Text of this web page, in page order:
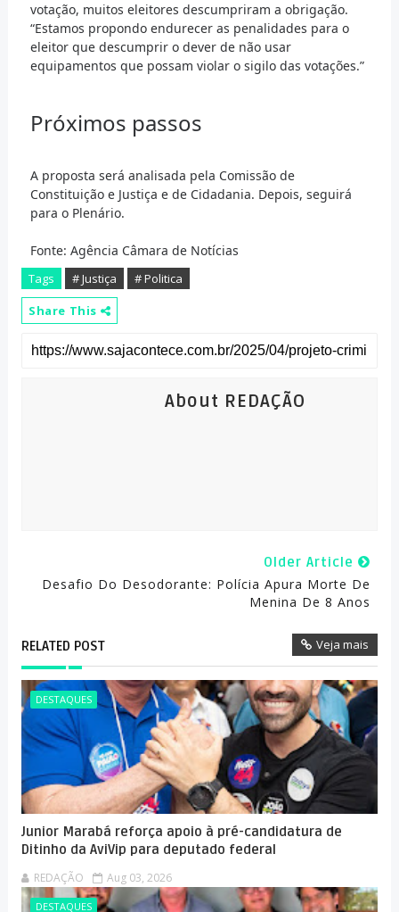
votação, muitos eleitores descumpriram a obrigação.
“Estamos propondo endurecer as penalidades para o
eleitor que descumprir o dever de não usar
equipamentos que possam violar o sigilo das votações.”
Próximos passos
A proposta será analisada pela Comissão de
Constituição e Justiça e de Cidadania. Depois, seguirá
para o Plenário.
Fonte: Agência Câmara de Notícias
Tags # Justiça
# Politica
Share This
About REDAÇÃO
Older Article
Desafio Do Desodorante: Polícia Apura Morte De
Menina De 8 Anos
RELATED POST Veja mais
DESTAQUES
Junior Marabá reforça apoio à pré-candidatura de
Ditinho da AviVip para deputado federal
REDAÇÃO Aug 03, 2026
DESTAQUES